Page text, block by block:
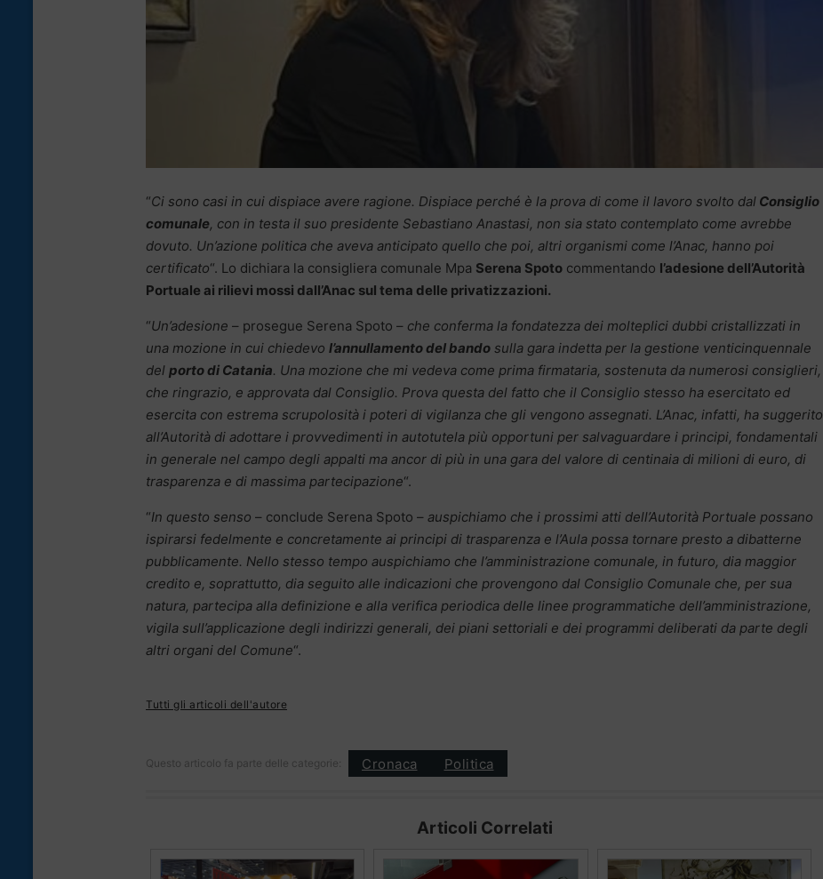
“Ci sono casi in cui dispiace avere ragione. Dispiace perché è la prova di come il lavoro svolto dal Consiglio
comunale, con in testa il suo presidente Sebastiano Anastasi, non sia stato contemplato come avrebbe
dovuto. Un’azione politica che aveva anticipato quello che poi, altri organismi come l’Anac, hanno poi
certificato“. Lo dichiara la consigliera comunale Mpa Serena Spoto commentando l’adesione dell’Autorità
Portuale ai rilievi mossi dall’Anac sul tema delle privatizzazioni.
“Un’adesione – prosegue Serena Spoto – che conferma la fondatezza dei molteplici dubbi cristallizzati in
una mozione in cui chiedevo l’annullamento del bando sulla gara indetta per la gestione venticinquennale
del porto di Catania. Una mozione che mi vedeva come prima firmataria, sostenuta da numerosi consiglieri,
che ringrazio, e approvata dal Consiglio. Prova questa del fatto che il Consiglio stesso ha esercitato ed
esercita con estrema scrupolosità i poteri di vigilanza che gli vengono assegnati. L’Anac, infatti, ha suggerito
all’Autorità di adottare i provvedimenti in autotutela più opportuni per salvaguardare i principi, fondamentali
in generale nel campo degli appalti ma ancor di più in una gara del valore di centinaia di milioni di euro, di
trasparenza e di massima partecipazione“.
“In questo senso – conclude Serena Spoto – auspichiamo che i prossimi atti dell’Autorità Portuale possano
ispirarsi fedelmente e concretamente ai principi di trasparenza e l’Aula possa tornare presto a dibatterne
pubblicamente. Nello stesso tempo auspichiamo che l’amministrazione comunale, in futuro, dia maggior
credito e, soprattutto, dia seguito alle indicazioni che provengono dal Consiglio Comunale che, per sua
natura, partecipa alla definizione e alla verifica periodica delle linee programmatiche dell’amministrazione,
vigila sull’applicazione degli indirizzi generali, dei piani settoriali e dei programmi deliberati da parte degli
altri organi del Comune“.
Tutti gli articoli dell'autore
Questo articolo fa parte delle categorie: Cronaca Politica
Articoli Correlati